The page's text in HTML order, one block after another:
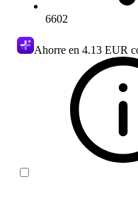
6602
Ahorre en 4.13 EUR